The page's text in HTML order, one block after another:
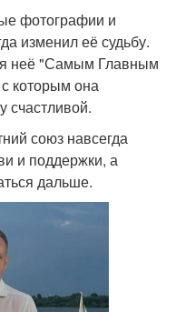
фотографии и
изменил её судьбу.
неё "Самым Главным
которым она
счастливой.
союз навсегда
и поддержки, а
дальше.